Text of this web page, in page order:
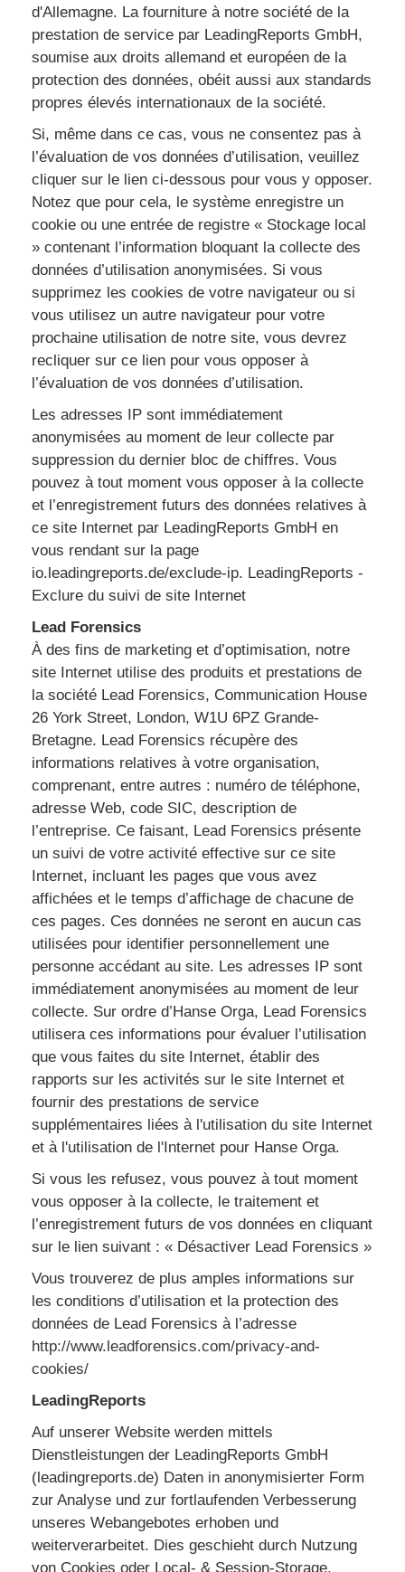
d'Allemagne. La fourniture à notre société de la
prestation de service par LeadingReports GmbH,
soumise aux droits allemand et européen de la
protection des données, obéit aussi aux standards
propres élevés internationaux de la société.
Si, même dans ce cas, vous ne consentez pas à
l’évaluation de vos données d’utilisation, veuillez
cliquer sur le lien ci-dessous pour vous y opposer.
Notez que pour cela, le système enregistre un
cookie ou une entrée de registre « Stockage local
» contenant l’information bloquant la collecte des
données d’utilisation anonymisées. Si vous
supprimez les cookies de votre navigateur ou si
vous utilisez un autre navigateur pour votre
prochaine utilisation de notre site, vous devrez
recliquer sur ce lien pour vous opposer à
l’évaluation de vos données d’utilisation.
Les adresses IP sont immédiatement
anonymisées au moment de leur collecte par
suppression du dernier bloc de chiffres. Vous
pouvez à tout moment vous opposer à la collecte
et l’enregistrement futurs des données relatives à
ce site Internet par LeadingReports GmbH en
vous rendant sur la page
io.leadingreports.de/exclude-ip. LeadingReports -
Exclure du suivi de site Internet
Lead Forensics
À des fins de marketing et d’optimisation, notre
site Internet utilise des produits et prestations de
la société Lead Forensics, Communication House
26 York Street, London, W1U 6PZ Grande-
Bretagne. Lead Forensics récupère des
informations relatives à votre organisation,
comprenant, entre autres : numéro de téléphone,
adresse Web, code SIC, description de
l’entreprise. Ce faisant, Lead Forensics présente
un suivi de votre activité effective sur ce site
Internet, incluant les pages que vous avez
affichées et le temps d’affichage de chacune de
ces pages. Ces données ne seront en aucun cas
utilisées pour identifier personnellement une
personne accédant au site. Les adresses IP sont
immédiatement anonymisées au moment de leur
collecte. Sur ordre d’Hanse Orga, Lead Forensics
utilisera ces informations pour évaluer l’utilisation
que vous faites du site Internet, établir des
rapports sur les activités sur le site Internet et
fournir des prestations de service
supplémentaires liées à l'utilisation du site Internet
et à l'utilisation de l'Internet pour Hanse Orga.
Si vous les refusez, vous pouvez à tout moment
vous opposer à la collecte, le traitement et
l’enregistrement futurs de vos données en cliquant
sur le lien suivant : « Désactiver Lead Forensics »
Vous trouverez de plus amples informations sur
les conditions d’utilisation et la protection des
données de Lead Forensics à l’adresse
http://www.leadforensics.com/privacy-and-
cookies/
LeadingReports
Auf unserer Website werden mittels
Dienstleistungen der LeadingReports GmbH
(leadingreports.de) Daten in anonymisierter Form
zur Analyse und zur fortlaufenden Verbesserung
unseres Webangebotes erhoben und
weiterverarbeitet. Dies geschieht durch Nutzung
von Cookies oder Local- & Session-Storage.